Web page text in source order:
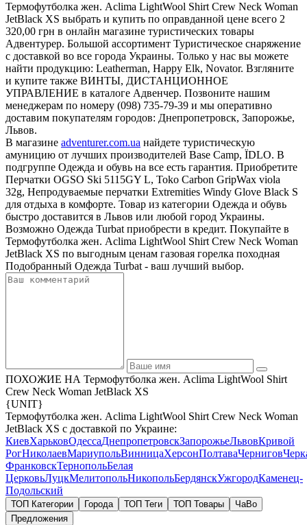
Термофутболка жен. Aclima LightWool Shirt Crew Neck Woman
JetBlack XS выбрать и купить по оправданной цене всего 2
320,00 грн в онлайн магазине туристических товары
Адвентурер. Большой ассортимент Туристическое снаряжение
с доставкой во все города Украины. Только у нас вы можете
найти продукцию: Leatherman, Happy Elk, Novator. Взгляните
и купите также ВИНТЫ, ДИСТАНЦИОННОЕ
УПРАВЛЕНИЕ в каталоге Адвенчер. Позвоните нашим
менеджерам по номеру (098) 735-79-39 и мы оперативно
доставим покупателям городов: Днепропетровск, Запорожье,
Львов.
В магазине adventurer.com.ua найдете туристическую
амуницию от лучших производителей Base Camp, ЇDLO. В
подгруппе Одежда и обувь на все есть гарантия. Приобретите
Перчатки OGSO Ski 5115GY L, Toko Carbon GripWax viola
32g, Непродуваемые перчатки Extremities Windy Glove Black S
для отдыха в комфорте. Товар из категории Одежда и обувь
быстро доставится в Львов или любой город Украины.
Возможно Одежда Turbat приобрести в кредит. Покупайте в
Термофутболка жен. Aclima LightWool Shirt Crew Neck Woman
JetBlack XS по выгодным ценам газовая горелка походная
Подобранный Одежда Turbat - ваш лучший выбор.
ПОХОЖИЕ НА Термофутболка жен. Aclima LightWool Shirt
Crew Neck Woman JetBlack XS
{UNIT}
Термофутболка жен. Aclima LightWool Shirt Crew Neck Woman
JetBlack XS с доставкой по Украине:
КиевХарьковОдессаДнепропетровскЗапорожьеЛьвовКривой
РогНиколаевМариупольВинницаХерсонПолтаваЧернигов
ФранковскТернопольБелая
ЦерковьЛуцкМелитопольНикопольБердянскУжгородКаменец-
Подольский
ТОП Категории Города ТОП Теги ТОП Товары
ЧаВо
Предложения